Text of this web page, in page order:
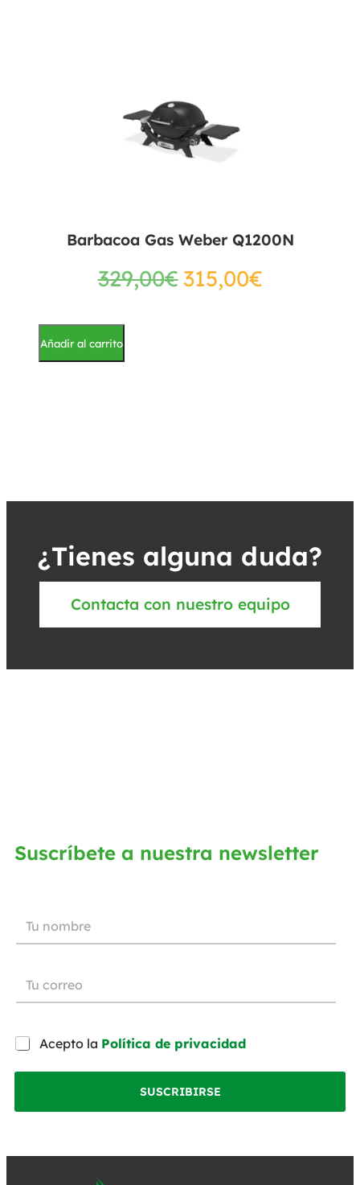
Barbacoa Gas Weber Q1200N
329,00€315,00€
Añadir al carrito
¿Tienes alguna duda?
Contacta con nuestro equipo
Suscríbete a nuestra newsletter
Acepto la Política de privacidad
SUSCRIBIRSE